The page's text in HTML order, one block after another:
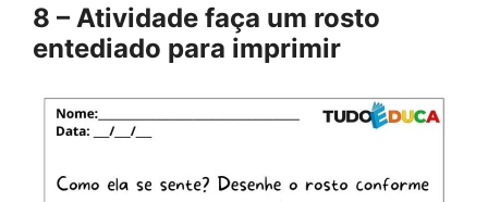
8 – Atividade faça um rosto
entediado para imprimir